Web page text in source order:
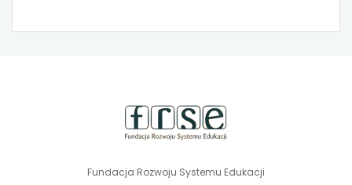
Fundacja Rozwoju Systemu Edukacji